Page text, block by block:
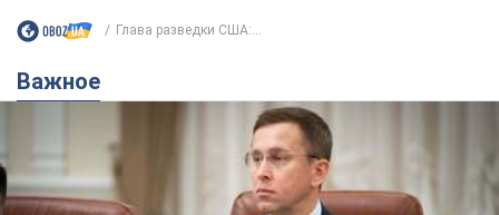
Глава разведки США:...
Важное